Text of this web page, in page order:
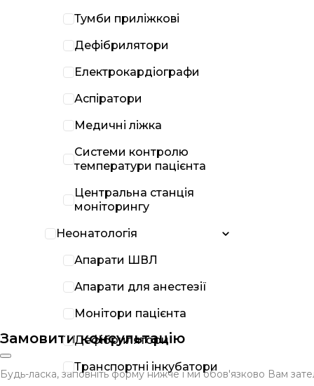
Замовити консультацію
Будь-ласка, заповніть форму нижче і ми обов'язково Вам
Тумби приліжкові
Дефібрилятори
Електрокардіографи
Аспіратори
Медичні ліжка
Системи контролю
температури пацієнта
Центральна станція
моніторингу
Неонатологія
Апарати ШВЛ
Апарати для анестезії
Монітори пацієнта
Дефібрилятори
Транспортні інкубатори